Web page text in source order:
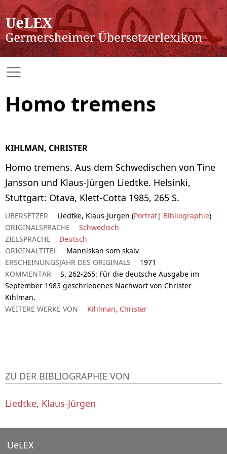
Homo tremens
KIHLMAN, CHRISTER
Homo tremens. Aus dem Schwedischen von Tine
Jansson und Klaus-Jürgen Liedtke. Helsinki,
Stuttgart: Otava, Klett-Cotta 1985, 265 S.
ÜBERSETZER Liedtke, Klaus-Jürgen (Porträt| Bibliographie)
ORIGINALSPRACHE
Schwedisch
ZIELSPRACHE
Deutsch
ORIGINALTITEL
Människan som skalv
ERSCHEINUNGSJAHR DES ORIGINALS
1971
KOMMENTAR
S. 262-265: Für die deutsche Ausgabe im
September 1983 geschriebenes Nachwort von Christer
Kihlman.
WEITERE WERKE VON
Kihlman, Christer
ZU DER BIBLIOGRAPHIE VON
Liedtke, Klaus-Jürgen
UeLEX